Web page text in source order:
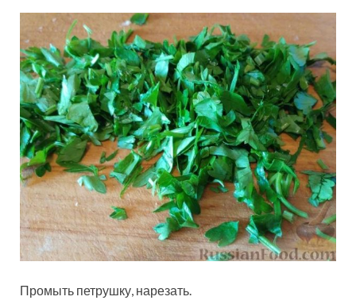
Промыть петрушку, нарезать.